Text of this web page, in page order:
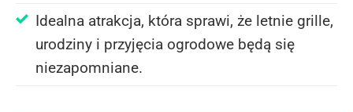
Idealna atrakcja, która sprawi, że letnie grille,
urodziny i przyjęcia ogrodowe będą się
niezapomniane.